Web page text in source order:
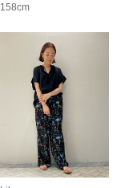
158cm